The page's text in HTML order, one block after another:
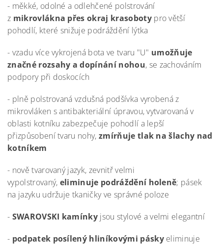
- měkké, odolné a odlehčené polstrování
z mikrovlákna přes okraj krasobotypro větší
pohodlí, které snižuje podráždění lýtka
- vzadu více vykrojená bota ve tvaru "U" umožňuje
značné rozsahy a dopínání nohou, se zachováním
podpory při doskocích
- plně polstrovaná vzdušná podšívka vyrobená z
mikrovláken s antibakteriální úpravou, vytvarovaná v
oblasti kotníku zabezpečuje pohodlí a lepší
přizpůsobení tvaru nohy,zmírňuje tlak na šlachy nad
kotníkem
- nově tvarovaný jazyk, zevnitř velmi
vypolstrovaný, eliminuje podráždění holeně; pásek
na jazyku udržuje tkaničky ve správné poloze
- SWAROVSKI kamínky jsou stylové a velmi elegantní
- podpatek posílený hliníkovými páskyeliminuje